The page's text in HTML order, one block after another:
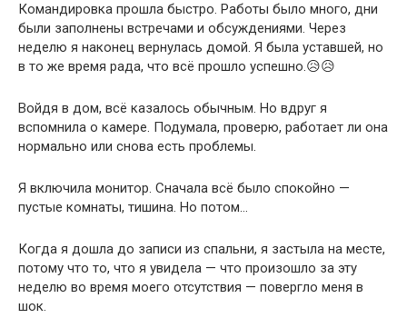
Командировка прошла быстро. Работы было много, дни
были заполнены встречами и обсуждениями. Через
неделю я наконец вернулась домой. Я была уставшей, но
в то же время рада, что всё прошло успешно.😥😥
Войдя в дом, всё казалось обычным. Но вдруг я
вспомнила о камере. Подумала, проверю, работает ли она
нормально или снова есть проблемы.
Я включила монитор. Сначала всё было спокойно —
пустые комнаты, тишина. Но потом…
Когда я дошла до записи из спальни, я застыла на месте,
потому что то, что я увидела — что произошло за эту
неделю во время моего отсутствия — повергло меня в
шок.